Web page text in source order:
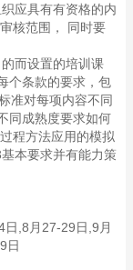
应具有有资格的内
核范围， 同时要
而设置的培训课
个条款的要求，包
准对每项内容不同
同成熟度要求如何
程方法应用的模拟
本要求并有能力策
,8月27-29日,9月
日